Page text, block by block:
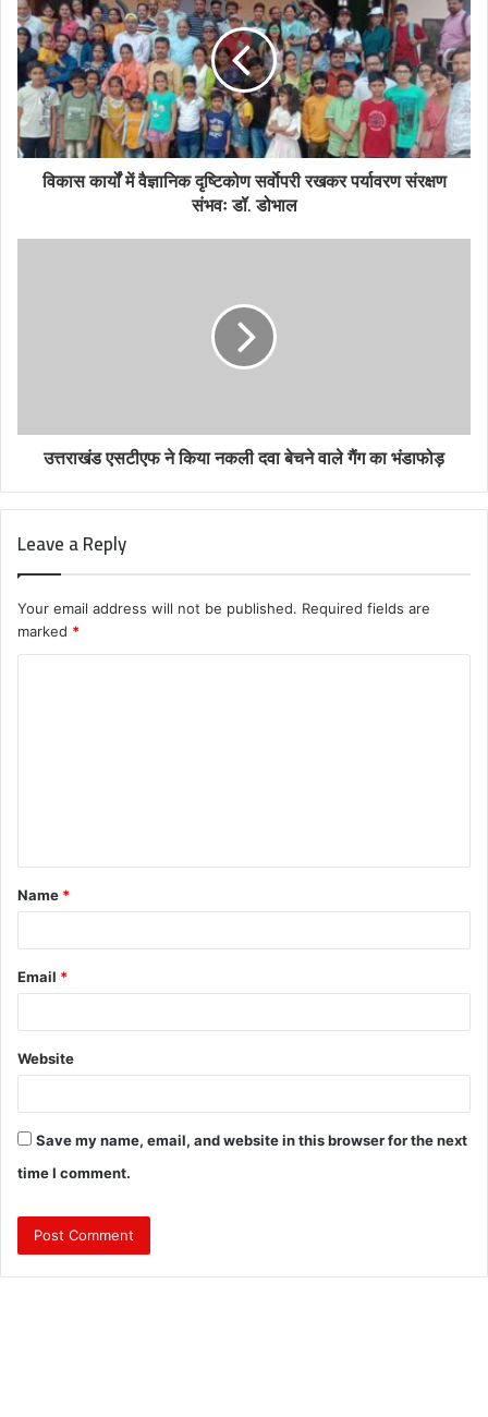
विकास कार्यों में वैज्ञानिक दृष्टिकोण सर्वाेपरी रखकर पर्यावरण संरक्षण
संभवः डॉ. डोभाल
उत्तराखंड एसटीएफ ने किया नकली दवा बेचने वाले गैंग का भंडाफोड़
Leave a Reply
Your email address will not be published. Required fields are
marked *
t
*
Name *
Email *
Website
Save my name, email, and website in this browser for the next
time I comment.